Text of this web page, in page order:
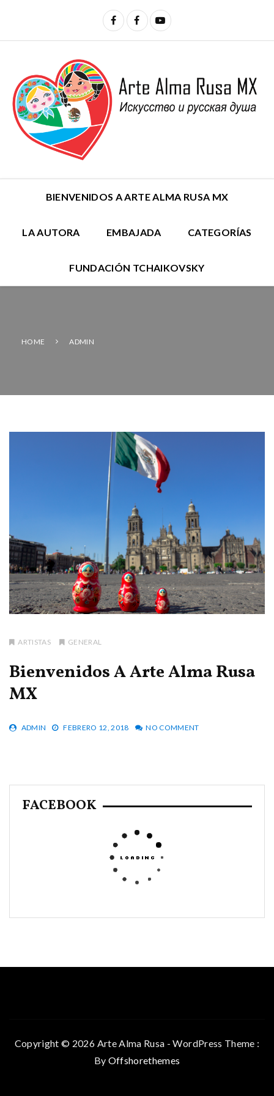
BIENVENIDOS A ARTE ALMA RUSA MX
LA AUTORA EMBAJADA CATEGORÍAS
FUNDACIÓN TCHAIKOVSKY
HOME ADMIN
ARTISTAS GENERAL
Bienvenidos A Arte Alma Rusa
MX
ADMIN FEBRERO 12, 2018 NO COMMENT
FACEBOOK
Copyright © 2026 Arte Alma Rusa - WordPress Theme :
By Offshorethemes